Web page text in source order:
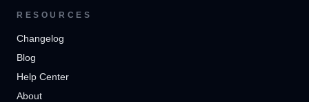
RESOURCES
Changelog
Blog
Help Center
About